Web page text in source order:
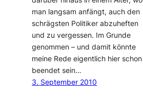
man langsam anfängt, auch den
schrägsten Politiker abzuheften
und zu vergessen. Im Grunde
genommen – und damit könnte
meine Rede eigentlich hier schon
beendet sein…
3. September 2010